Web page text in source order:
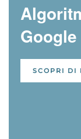
Google
SCOPRI DI